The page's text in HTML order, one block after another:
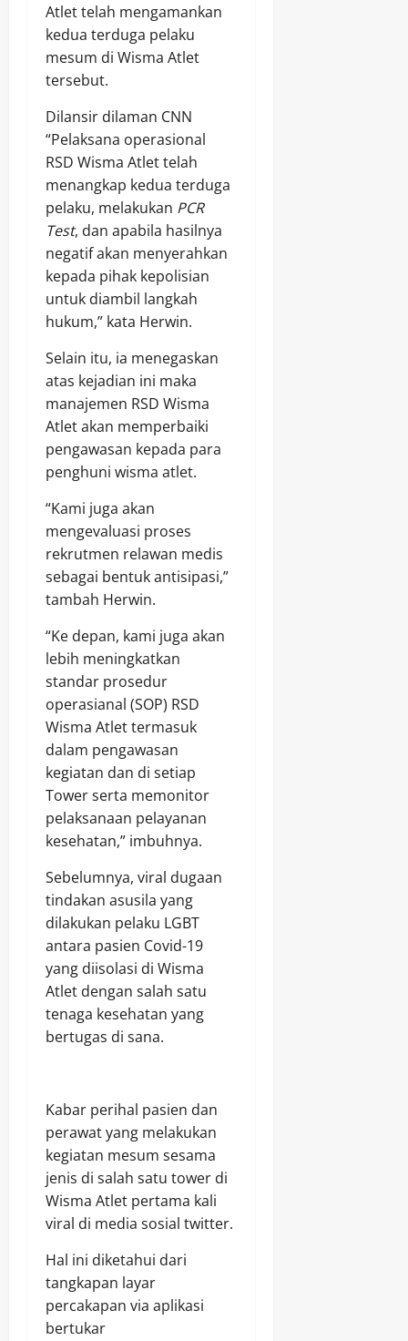
Atlet telah mengamankan
kedua terduga pelaku
mesum di Wisma Atlet
tersebut.
Dilansir dilaman CNN
“Pelaksana operasional
RSD Wisma Atlet telah
menangkap kedua terduga
pelaku, melakukan PCR
Test, dan apabila hasilnya
negatif akan menyerahkan
kepada pihak kepolisian
untuk diambil langkah
hukum,” kata Herwin.
Selain itu, ia menegaskan
atas kejadian ini maka
manajemen RSD Wisma
Atlet akan memperbaiki
pengawasan kepada para
penghuni wisma atlet.
“Kami juga akan
mengevaluasi proses
rekrutmen relawan medis
sebagai bentuk antisipasi,”
tambah Herwin.
“Ke depan, kami juga akan
lebih meningkatkan
standar prosedur
operasianal (SOP) RSD
Wisma Atlet termasuk
dalam pengawasan
kegiatan dan di setiap
Tower serta memonitor
pelaksanaan pelayanan
kesehatan,” imbuhnya.
Sebelumnya, viral dugaan
tindakan asusila yang
dilakukan pelaku LGBT
antara pasien Covid-19
yang diisolasi di Wisma
Atlet dengan salah satu
tenaga kesehatan yang
bertugas di sana.
Kabar perihal pasien dan
perawat yang melakukan
kegiatan mesum sesama
jenis di salah satu tower di
Wisma Atlet pertama kali
viral di media sosial twitter.
Hal ini diketahui dari
tangkapan layar
percakapan via aplikasi
bertukar